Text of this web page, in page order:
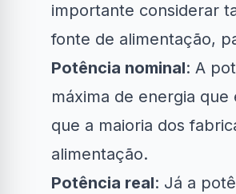
importante considerar
fonte de alimentação,
Potência nominal: A
máxima de energia
que a maioria dos
alimentação.
Potência real: Já a